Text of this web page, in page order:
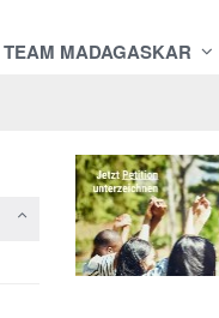
TEAM MADAGASKAR